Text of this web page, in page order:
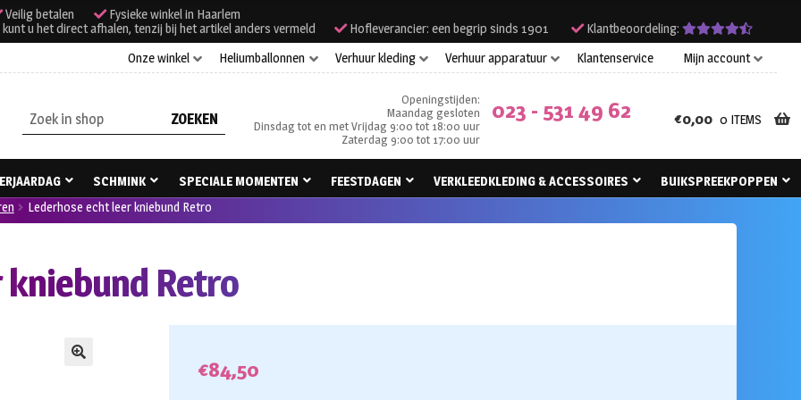
Veilig betalen
Fysieke winkel in Haarlem
u het direct afhalen, tenzij bij het artikel anders vermeld
Hofleverancier: een begrip sinds 1901
Klantbeoordeling:
Onze winkel
Heliumballonnen Verhuur kleding Verhuur apparatuur Klantenservice Mijn account
Zoeken
naar:
Openingstijden:
Maandag gesloten
Dinsdag tot en met Vrijdag 9:00 tot 18:00 uur
Zaterdag 9:00 tot 17:00 uur
023 - 531 49 62 €0,00 0 ITEMS
SCHMINK SPECIALE MOMENTEN FEESTDAGEN VERKLEEDKLEDING & ACCESSOIRES
BUIKSPREEKPOPPEN
Lederhose echt leer kniebund Retro
Retro
€84,50